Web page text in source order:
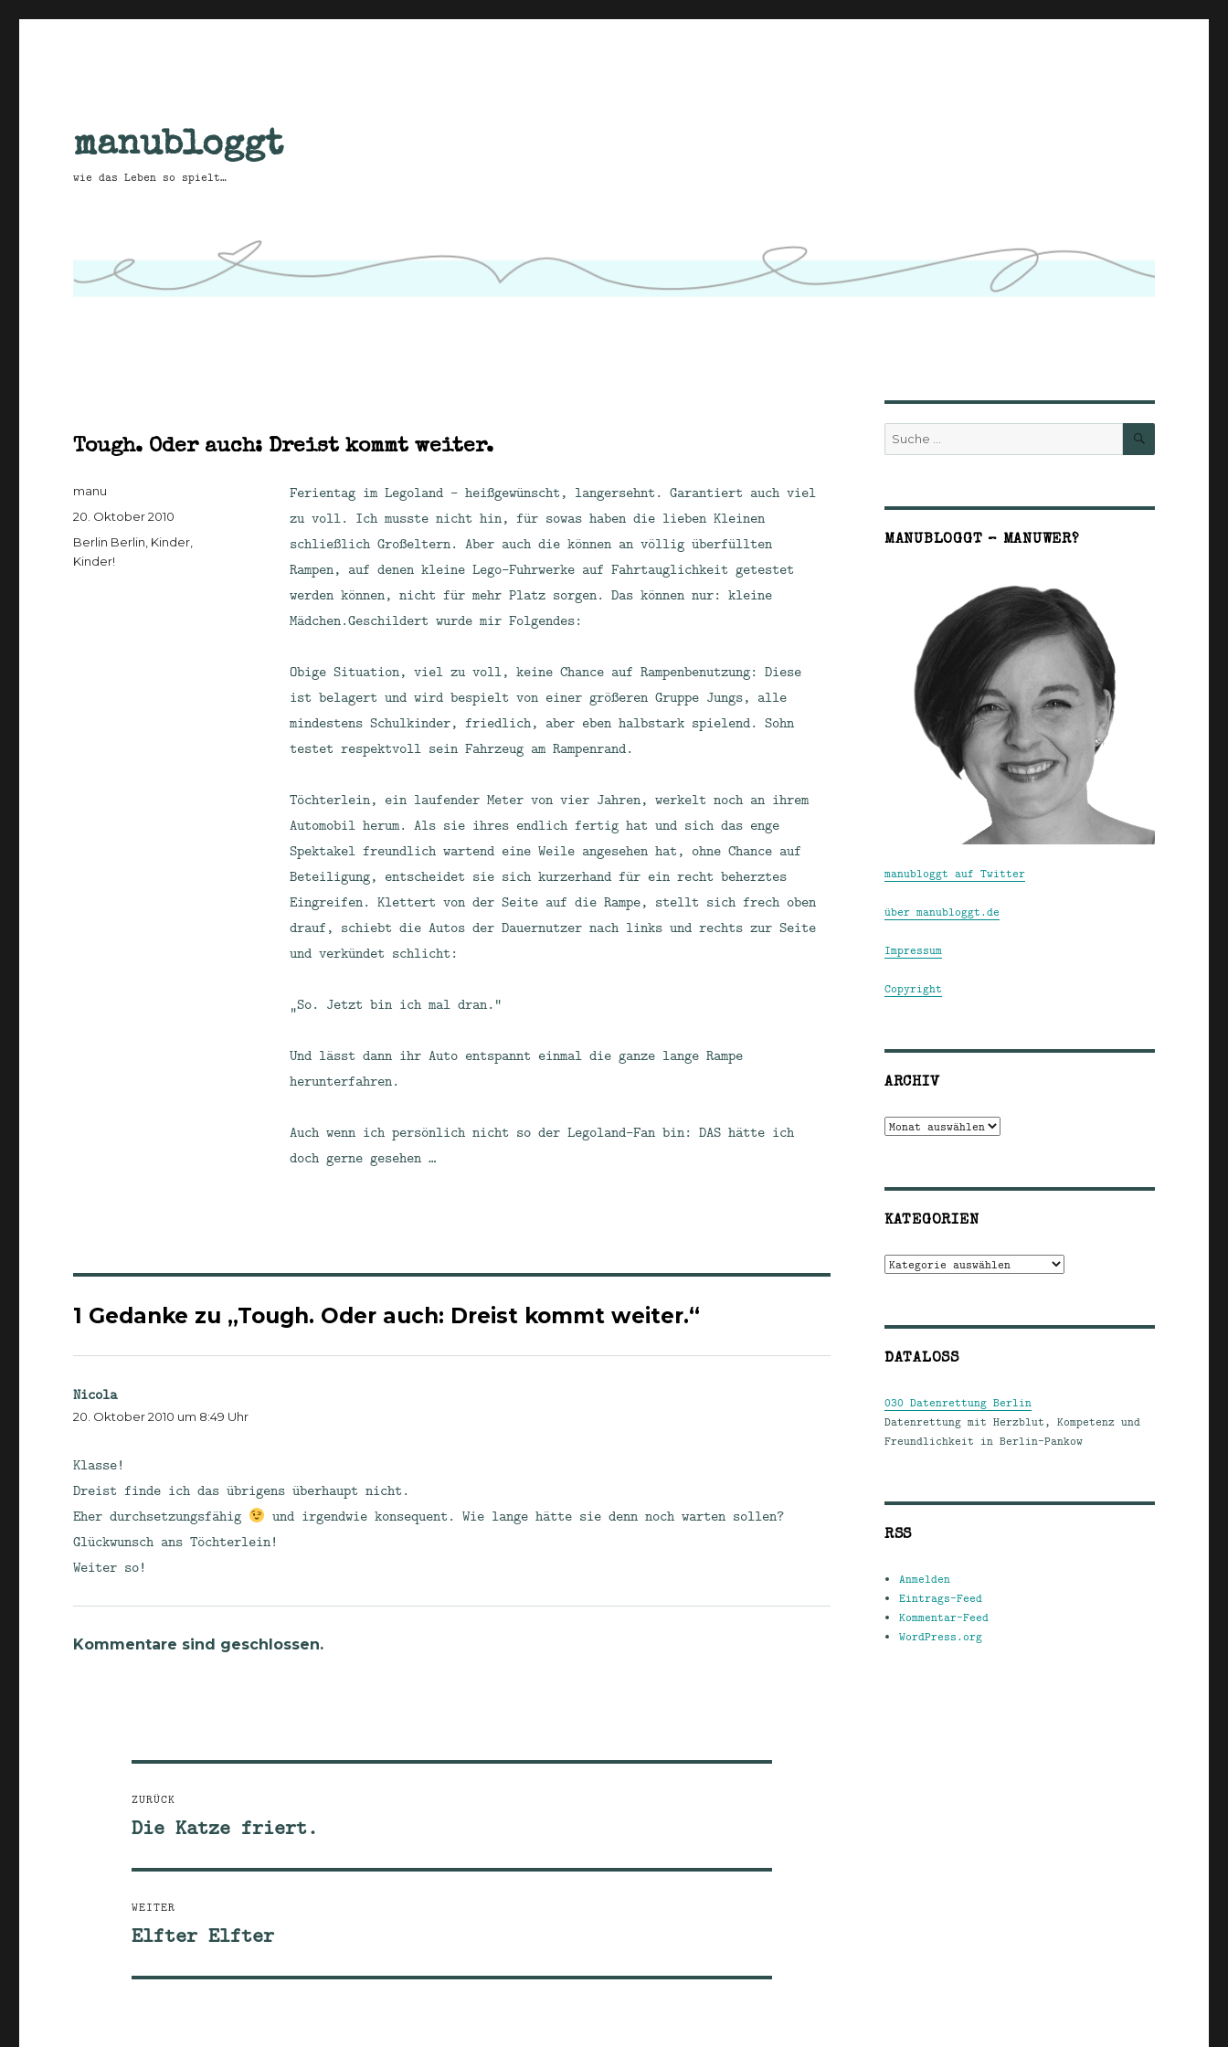
manubloggt
wie das Leben so spielt…
Tough. Oder auch: Dreist kommt weiter.
Ferientag im Legoland – heißgewünscht, langersehnt. Garantiert auch viel
zu voll. Ich musste nicht hin, für sowas haben die lieben Kleinen
schließlich Großeltern. Aber auch die können an völlig überfüllten
Rampen, auf denen kleine Lego-Fuhrwerke auf Fahrtauglichkeit getestet
werden können, nicht für mehr Platz sorgen. Das können nur: kleine
Mädchen.Geschildert wurde mir Folgendes:
Obige Situation, viel zu voll, keine Chance auf Rampenbenutzung: Diese
ist belagert und wird bespielt von einer größeren Gruppe Jungs, alle
mindestens Schulkinder, friedlich, aber eben halbstark spielend. Sohn
testet respektvoll sein Fahrzeug am Rampenrand.
Töchterlein, ein laufender Meter von vier Jahren, werkelt noch an ihrem
Automobil herum. Als sie ihres endlich fertig hat und sich das enge
Spektakel freundlich wartend eine Weile angesehen hat, ohne Chance auf
Beteiligung, entscheidet sie sich kurzerhand für ein recht beherztes
Eingreifen. Klettert von der Seite auf die Rampe, stellt sich frech oben
drauf, schiebt die Autos der Dauernutzer nach links und rechts zur Seite
und verkündet schlicht:
„So. Jetzt bin ich mal dran.“
Und lässt dann ihr Auto entspannt einmal die ganze lange Rampe
herunterfahren.
Auch wenn ich persönlich nicht so der Legoland-Fan bin: DAS hätte ich
doch gerne gesehen …
Autor
manu
Veröffentlicht
20. Oktober 2010
Kategorien
Berlin Berlin Kinder,
Kinder!
1 Gedanke zu „Tough. Oder auch: Dreist kommt weiter.“
Nicolasagt:
20. Oktober 2010 um 8:49 Uhr
Klasse!
Dreist finde ich das übrigens überhaupt nicht.
Eher durchsetzungsfähig
und irgendwie konsequent. Wie lange hätte sie denn noch warten sollen?
Glückwunsch ans Töchterlein!
Weiter so!
Kommentare sind geschlossen.
ZURÜCK
Vorheriger
Die Katze friert.
WEITER
Nächster
Elfter Elfter
Suche
nach:
SUCHE
MANUBLOGGT – MANUWER?
manubloggt auf Twitter
über manubloggt.de
Impressum
Copyright
ARCHIV
Archiv
KATEGORIEN
Kategorien
DATALOSS
030 Datenrettung Berlin
Datenrettung mit Herzblut, Kompetenz und
Freundlichkeit in Berlin-Pankow
RSS
Anmelden
Eintrags-Feed
Kommentar-Feed
WordPress.org